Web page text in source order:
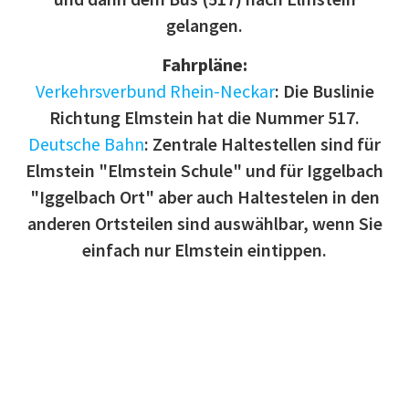
gelangen.
Fahrpläne:
Verkehrsverbund Rhein-Neckar: Die Buslinie
Richtung Elmstein hat die Nummer 517.
Deutsche Bahn: Zentrale Haltestellen sind für
Elmstein "Elmstein Schule" und für Iggelbach
"Iggelbach Ort" aber auch Haltestelen in den
anderen Ortsteilen sind auswählbar, wenn Sie
einfach nur Elmstein eintippen.